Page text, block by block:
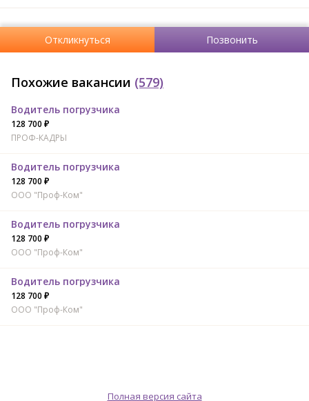
Откликнуться Позвонить
Похожие вакансии (579)
Водитель погрузчика
128 700 ₽
ПРОФ-КАДРЫ
Водитель погрузчика
128 700 ₽
ООО "Проф-Ком"
Водитель погрузчика
128 700 ₽
ООО "Проф-Ком"
Водитель погрузчика
128 700 ₽
ООО "Проф-Ком"
Полная версия сайта